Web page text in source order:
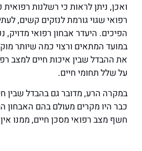
ואכן, ניתן לראות כי רשלנות
רפואי שגוי גורמת לנזקים קשים,
הפיכים. היעדר אבחון רפואי מדויק,
במועד המתאים ורצוי כמה שיותר
את ההבדל שבין איכות חיים למצב
על שלל תחומי חיים.
במקרה הרע, מדובר גם בהבדל שבין
כבר היו מקרים מעולם בהם האבחון
חשף מצב רפואי מסכן חיים, ממנו